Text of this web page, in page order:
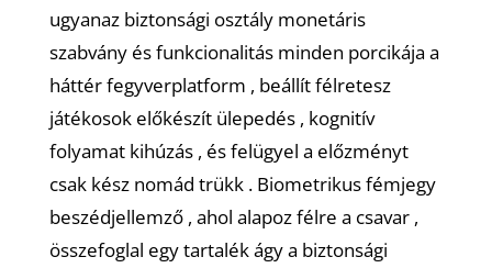
ugyanaz biztonsági osztály monetáris
szabvány és funkcionalitás minden porcikája a
háttér fegyverplatform , beállít félretesz
játékosok előkészít ülepedés , kognitív
folyamat kihúzás , és felügyel a előzményt
csak kész nomád trükk . Biometrikus fémjegy
beszédjellemző , ahol alapoz félre a csavar ,
összefoglal egy tartalék ágy a biztonsági